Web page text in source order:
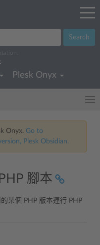
Search
Plesk Onyx
Onyx. Go to
Plesk Obsidian.
腳本
某個 PHP 版本運行 PHP